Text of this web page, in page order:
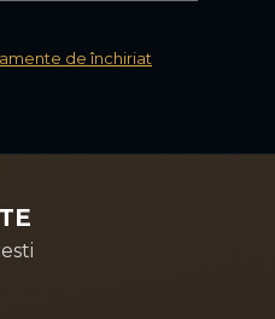
de închiriat